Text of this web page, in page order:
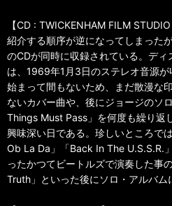
【CD : TWICKENHAM FILM STUDIO
紹介する順序が逆になってしまった
のCDが同時に収録されている。デ
は、1969年1月3日のステレオ音源
始まって間もないため、まだ散漫な
ないカバー曲や、後にジョージのソ
Things Must Pass」を何度も繰り返
興味深い日である。珍しいところで
Ob La Da」「Back In The U.S.S.R.
ったかつてビートルズで演奏した事
Truth」といった後にソロ・アルバム